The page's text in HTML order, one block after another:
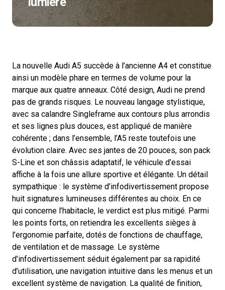
La nouvelle Audi A5 succède à l’ancienne A4 et constitue
ainsi un modèle phare en termes de volume pour la
marque aux quatre anneaux. Côté design, Audi ne prend
pas de grands risques. Le nouveau langage stylistique,
avec sa calandre Singleframe aux contours plus arrondis
et ses lignes plus douces, est appliqué de manière
cohérente ; dans l’ensemble, l’A5 reste toutefois une
évolution claire. Avec ses jantes de 20 pouces, son pack
S-Line et son châssis adaptatif, le véhicule d’essai
affiche à la fois une allure sportive et élégante. Un détail
sympathique : le système d’infodivertissement propose
huit signatures lumineuses différentes au choix. En ce
qui concerne l’habitacle, le verdict est plus mitigé. Parmi
les points forts, on retiendra les excellents sièges à
l’ergonomie parfaite, dotés de fonctions de chauffage,
de ventilation et de massage. Le système
d’infodivertissement séduit également par sa rapidité
d’utilisation, une navigation intuitive dans les menus et un
excellent système de navigation. La qualité de finition,